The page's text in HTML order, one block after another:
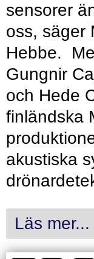
sensorer
oss, säger
Hebbe.
Gungnir
och Hede
finländska
akustiska
Läs mer...